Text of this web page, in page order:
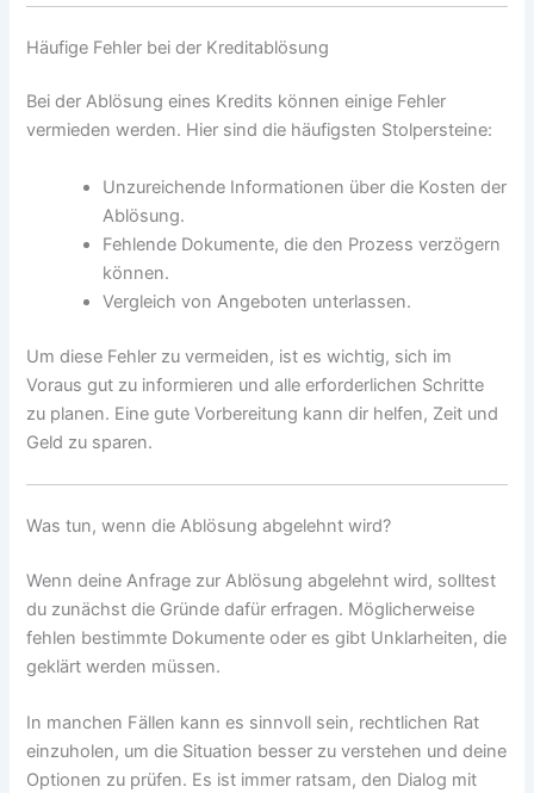
Häufige Fehler bei der Kreditablösung
Bei der Ablösung eines Kredits können einige Fehler
vermieden werden. Hier sind die häufigsten Stolpersteine:
Unzureichende Informationen über die Kosten der
Ablösung.
Fehlende Dokumente, die den Prozess verzögern
können.
Vergleich von Angeboten unterlassen.
Um diese Fehler zu vermeiden, ist es wichtig, sich im
Voraus gut zu informieren und alle erforderlichen Schritte
zu planen. Eine gute Vorbereitung kann dir helfen, Zeit und
Geld zu sparen.
Was tun, wenn die Ablösung abgelehnt wird?
Wenn deine Anfrage zur Ablösung abgelehnt wird, solltest
du zunächst die Gründe dafür erfragen. Möglicherweise
fehlen bestimmte Dokumente oder es gibt Unklarheiten, die
geklärt werden müssen.
In manchen Fällen kann es sinnvoll sein, rechtlichen Rat
einzuholen, um die Situation besser zu verstehen und deine
Optionen zu prüfen. Es ist immer ratsam, den Dialog mit